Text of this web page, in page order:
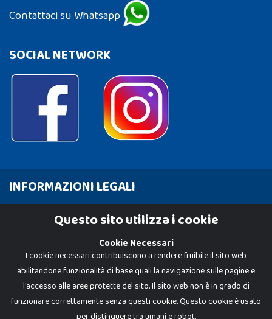
Contattaci su Whatsapp
SOCIAL NETWORK
INFORMAZIONI LEGALI
Cookie PolicyQuesto sito utilizza i cookie
Cookie Necessari
I cookie necessari contribuiscono a rendere fruibile il sito web
abilitandone funzionalità di base quali la navigazione sulle pagine e
l'accesso alle aree protette del sito. Il sito web non è in grado di
funzionare correttamente senza questi cookie. Questo cookie è usato